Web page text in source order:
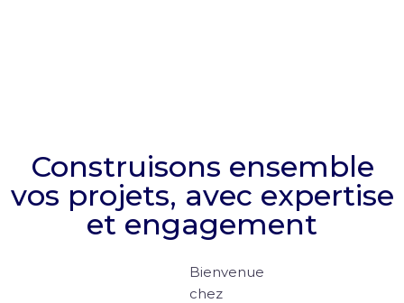
Construisons ensemble
vos projets, avec expertise
et engagement
Bienvenue
chez